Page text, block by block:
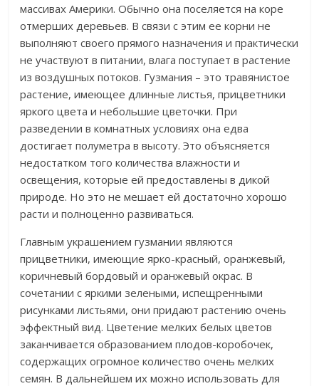
массивах Америки. Обычно она поселяется на коре
отмерших деревьев. В связи с этим ее корни не
выполняют своего прямого назначения и практически
не участвуют в питании, влага поступает в растение
из воздушных потоков. Гузмания – это травянистое
растение, имеющее длинные листья, прицветники
яркого цвета и небольшие цветочки. При
разведении в комнатных условиях она едва
достигает полуметра в высоту. Это объясняется
недостатком того количества влажности и
освещения, которые ей предоставлены в дикой
природе. Но это не мешает ей достаточно хорошо
расти и полноценно развиваться.
Главным украшением гузмании являются
прицветники, имеющие ярко-красный, оранжевый,
коричневый бордовый и оранжевый окрас. В
сочетании с яркими зелеными, испещренными
рисунками листьями, они придают растению очень
эффектный вид. Цветение мелких белых цветов
заканчивается образованием плодов-коробочек,
содержащих огромное количество очень мелких
семян. В дальнейшем их можно использовать для